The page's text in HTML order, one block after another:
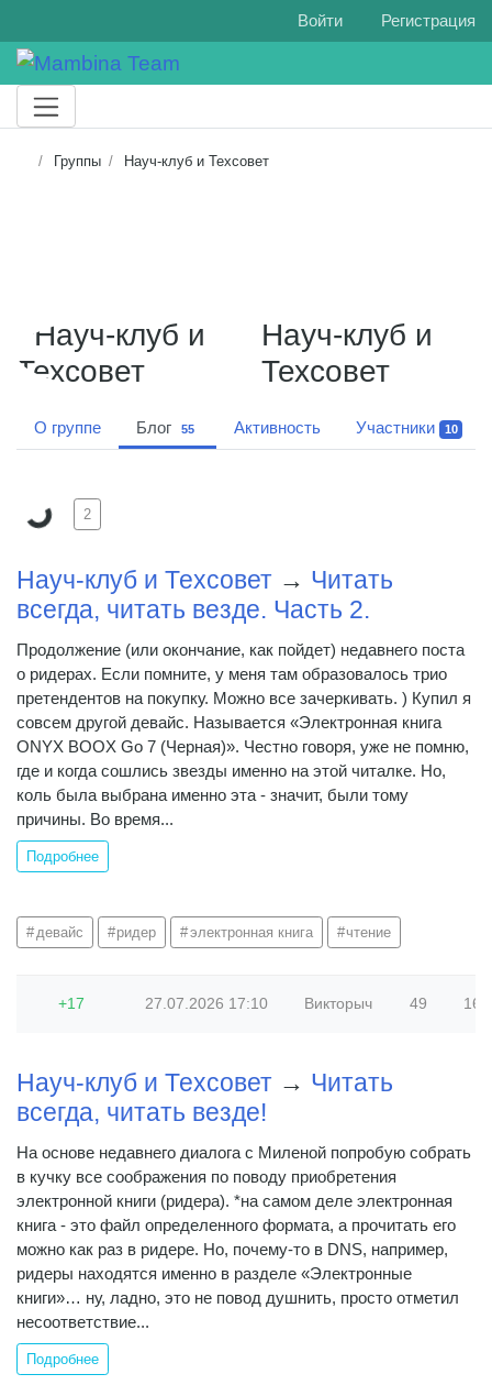
Войти Регистрация
Группы Науч-клуб и Техсовет
Науч-клуб и
Техсовет
О группе Блог 55 Активность Участники 10
2
Науч-клуб и Техсовет → Читать
всегда, читать везде. Часть 2.
Продолжение (или окончание, как пойдет) недавнего поста
о ридерах. Если помните, у меня там образовалось трио
претендентов на покупку. Можно все зачеркивать. ) Купил я
совсем другой девайс. Называется «Электронная книга
ONYX BOOX Go 7 (Черная)». Честно говоря, уже не помню,
где и когда сошлись звезды именно на этой читалке. Но,
коль была выбрана именно эта - значит, были тому
причины. Во время...
Подробнее
девайс ридер электронная книга чтение
+17 27.07.2026 17:10 Викторыч 49
Науч-клуб и Техсовет → Читать
всегда, читать везде!
На основе недавнего диалога с Миленой попробую собрать
в кучку все соображения по поводу приобретения
электронной книги (ридера). *на самом деле электронная
книга - это файл определенного формата, а прочитать его
можно как раз в ридере. Но, почему-то в DNS, например,
ридеры находятся именно в разделе «Электронные
книги»… ну, ладно, это не повод душнить, просто отметил
несоответствие...
Подробнее